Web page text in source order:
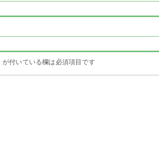
が付いている欄は必須項目です